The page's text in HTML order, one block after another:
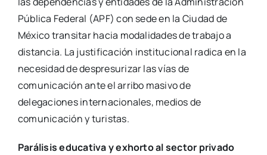
Pública Federal (APF) con sede en la Ciudad de
México transitar hacia modalidades de trabajo a
distancia. La justificación institucional radica en la
necesidad de despresurizar las vías de
comunicación ante el arribo masivo de
delegaciones internacionales, medios de
comunicación y turistas.
Parálisis educativa y exhorto al sector privado